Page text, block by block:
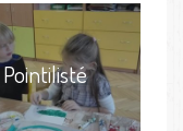
Pointilisté